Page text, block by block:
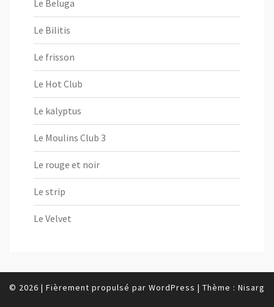
Le Beluga
Le Bilitis
Le frisson
Le Hot Club
Le kalyptus
Le Moulins Club 3
Le rouge et noir
Le strip
Le Velvet
© 2026 | Fièrement propulsé par WordPress | Thème : Nisarg